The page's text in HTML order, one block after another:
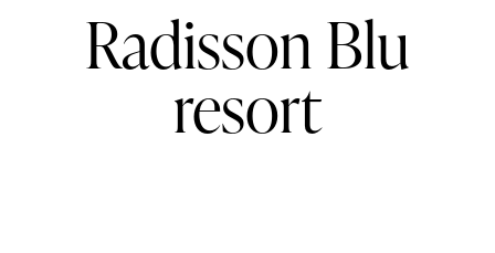
Radisson Blu
resort